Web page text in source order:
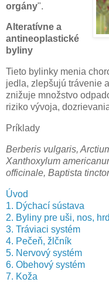
orgány".
Alteratívne a
antineoplastické
byliny
Tieto bylinky menia
jedla, zlepšujú trávenie
znižuje množstvo
riziko vývoja,
Príklady
Berberis vulgaris,
Xanthoxylum
officinale, Baptista
Úvod
1. Dýchací sústava
2. Byliny pre uši, nos,
3. Tráviaci systém
4. Pečeň, žlčník
5. Nervový systém
6. Obehový systém
7. Koža